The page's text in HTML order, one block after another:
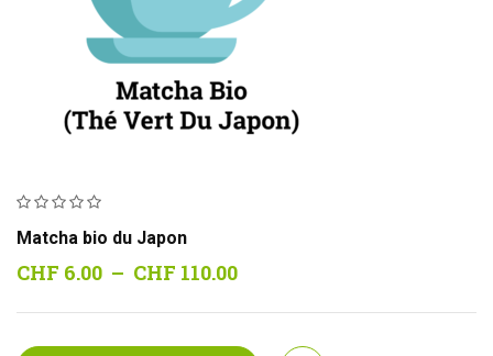
Matcha bio du Japon
CHF 6.00 – CHF 110.00Plage
CHF 6.00